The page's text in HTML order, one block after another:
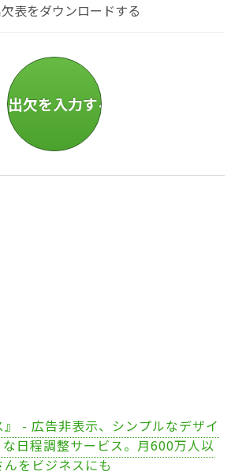
表をダウンロードする
』 - 広告非表示、シンプルなデザイ
日程調整サービス。月600万人以
をビジネスにも